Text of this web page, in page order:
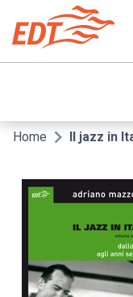
contenuto
principale
Briciole
pane
Home Il jazz in